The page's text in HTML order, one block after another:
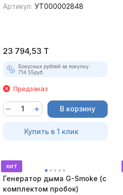
Артикул: УТ000002848
23 794,53 T
Бонусных рублей за покупку:
714.55руб.
Предзаказ
В корзину
Купить в 1 клик
хит
Генератор дыма G-Smoke (c
комплектом пробок)